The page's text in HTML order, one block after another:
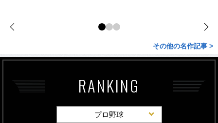
その他の名作記事 >
RANKING
プロ野球